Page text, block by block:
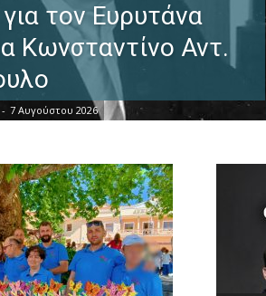
τον Ευρυτάνα
Κωνσταντίνο Αντ.
- 7 Αυγούστου 2026